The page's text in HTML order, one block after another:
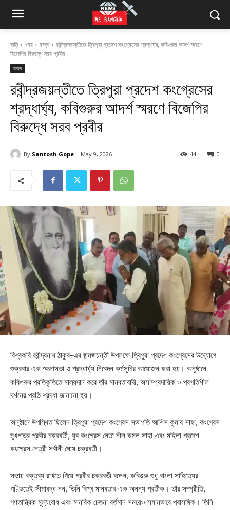
বাড়ি খবর রাজ্য
রবীন্দ্রজয়ন্তীতে ত্রিপুরা প্রদেশ কংগ্রেসের শ্রদ্ধার্ঘ্য, কবিগুরুর আদর্শ স্মরণে
বিজেপির বিরুদ্ধে সরব প্রবীর
রাজ্য
রবীন্দ্রজয়ন্তীতে ত্রিপুরা প্রদেশ কংগ্রেসের
শ্রদ্ধার্ঘ্য, কবিগুরুর আদর্শ স্মরণে বিজেপির
বিরুদ্ধে সরব প্রবীর
By Santosh Gope May 9, 2026 0
44
বিশ্বকবি রবীন্দ্রনাথ ঠাকুর-এর জন্মজয়ন্তী উপলক্ষে ত্রিপুরা প্রদেশ কংগ্রেসের উদ্যোগে
শুক্রবার এক স্মরণসভা ও শ্রদ্ধার্ঘ্য নিবেদন কর্মসূচির আয়োজন করা হয়। অনুষ্ঠানে
কবিগুরুর প্রতিকৃতিতে মাল্যদান করে তাঁর মানবতাবাদী, অসাম্প্রদায়িক ও প্রগতিশীল
দর্শনের প্রতি শ্রদ্ধা জানানো হয়।
অনুষ্ঠানে উপস্থিত ছিলেন ত্রিপুরা প্রদেশ কংগ্রেস সভাপতি আশিস কুমার সাহা, কংগ্রেস
মুখপাত্র প্রবীর চক্রবর্তী, যুব কংগ্রেস নেতা নীল কমল সাহা এবং মহিলা প্রদেশ
কংগ্রেস নেত্রী সর্বানী ঘোষ চক্রবর্তী।
সভায় বক্তব্য রাখতে গিয়ে প্রবীর চক্রবর্তী বলেন, কবিগুরু শুধু বাংলা সাহিত্যের
গণ্ডিতেই সীমাবদ্ধ নন, তিনি বিশ্ব মানবতার এক অনন্য প্রতীক। তাঁর সম্প্রীতি,
গণতান্ত্রিক মূল্যবোধ এবং মানবিক চেতনা বর্তমান সময়েও সমানভাবে প্রাসঙ্গিক। তিনি